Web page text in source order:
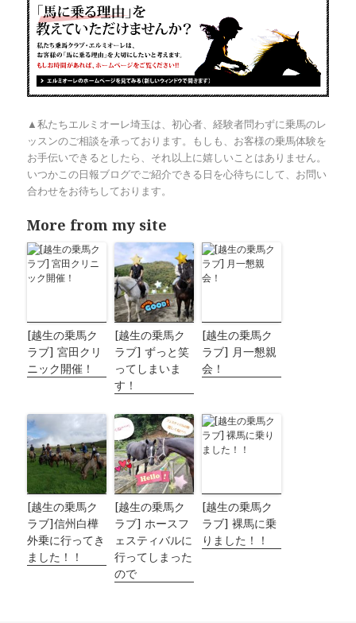
▲私たちエルミオーレ埼玉は、初心者、経験者問わずに乗馬のレ
ッスンのご相談を承っております。もしも、お客様の乗馬体験を
お手伝いできるとしたら、それ以上に嬉しいことはありません。
いつかこの日報ブログでご紹介できる日を心待ちにして、お問い
合わせをお待ちしております。
More from my site
[越生の乗馬ク
ラブ] 宮田クリ
ニック開催！
[越生の乗馬ク
ラブ] ずっと笑
ってしまいま
す！
[越生の乗馬ク
ラブ] 月一懇親
会！
[越生の乗馬ク
ラブ]信州白樺
外乗に行ってき
ました！！
[越生の乗馬ク
ラブ] ホースフ
ェスティバルに
行ってしまった
ので
[越生の乗馬ク
ラブ] 裸馬に乗
りました！！